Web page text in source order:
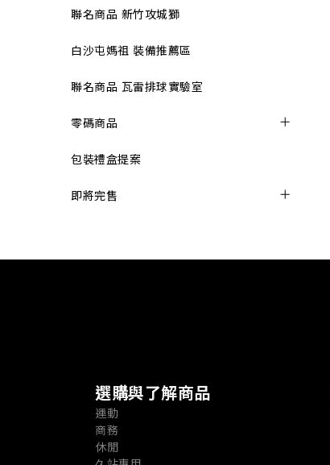
聯名商品 新竹攻城獅
白沙屯媽祖 裝備推薦區
聯名商品 瓦雷排球實驗室
零碼商品
包裝禮盒提案
即將完售
選購與了解商品
運動
商務
休閒